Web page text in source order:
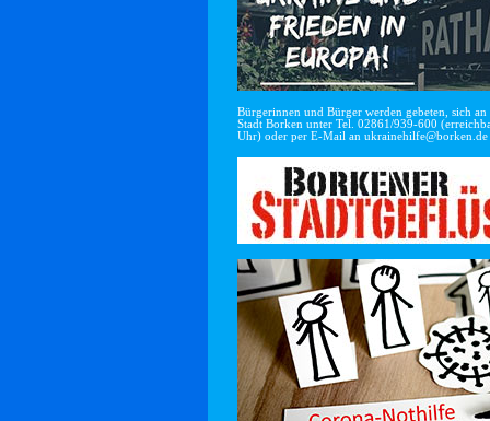
Bürgerinnen und Bürger werden gebeten, sich
Stadt Borken unter Tel. 02861/939-600
Uhr) oder per E-Mail an ukrainehilfe@borken.de